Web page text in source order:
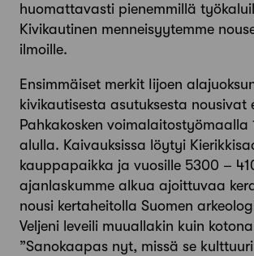
huomattavasti pienemmillä
Kivikautinen menneisyytemme
ilmoille.
Ensimmäiset merkit Iijoen
kivikautisesta asutuksesta nousivat
Pahkakosken voimalaitostyömaalla
alulla. Kaivauksissa löytyi
kauppapaikka ja vuosille 5300 –
ajanlaskumme alkua ajoittuvaa
nousi kertaheitolla Suomen
Veljeni leveili muuallakin kuin
”Sanokaapas nyt, missä se